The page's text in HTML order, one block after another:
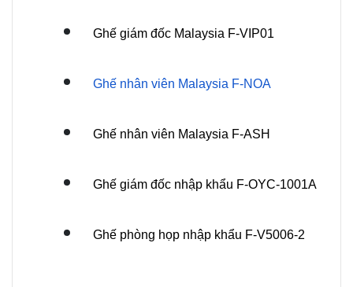
Ghế giám đốc Malaysia F-VIP01
Ghế nhân viên Malaysia F-NOA
Ghế nhân viên Malaysia F-ASH
Ghế giám đốc nhập khẩu F-OYC-1001A
Ghế phòng họp nhập khẩu F-V5006-2